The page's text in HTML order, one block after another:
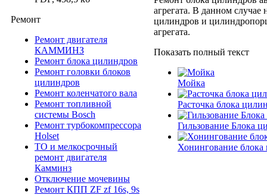
Ремонт
Ремонт двигателя
КАММИНЗ
Ремонт блока цилиндров
Ремонт головки блоков
цилиндров
Ремонт коленчатого вала
Ремонт топливной
системы Bosch
Ремонт турбокомпрессора
Holset
ТО и мелкосрочный
ремонт двигателя
Камминз
Отключение мочевины
Ремонт КПП ZF zf 16s, 9s
агрегата. В данном
цилиндров и
агрегата.
Показать полный текст
Мойка
Расточка блока
Гильзование Блока
Хонингование